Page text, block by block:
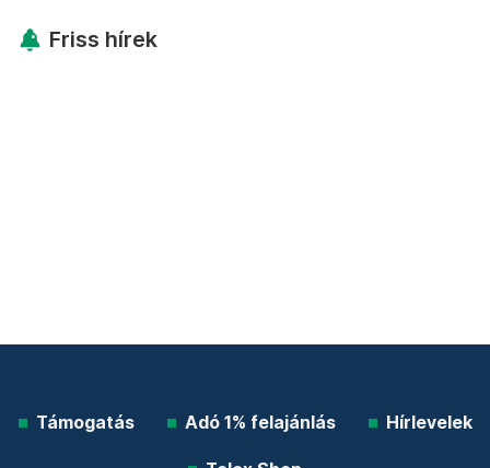
Friss hírek
Támogatás Adó 1% felajánlás Hírlevelek